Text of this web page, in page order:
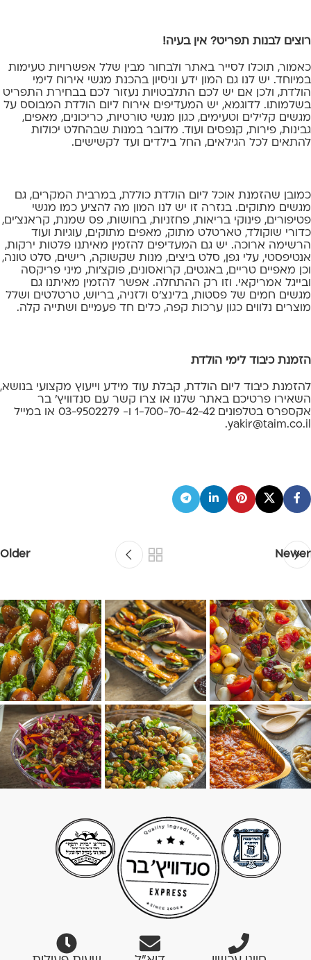
רוצים לבנות תפריט? אין בעיה!
כאמור, תוכלו לסייר באתר ולבחור מבין שלל אפשרויות טעימות
במיוחד. יש לנו גם המון ידע וניסיון בהכנת מגשי אירוח לימי
הולדת, ולכן אם יש לכם התלבטויות נעזור לכם בבחירת התפריט
בשלמותו. לדוגמא, יש המעדיפים אירוח ליום הולדת המבוסס על
מגשים קלילים וטעימים, כגון מגשי טורטיות, כריכונים, מאפים,
גבינות, פירות, קנפסים ועוד. מדובר במנות שבהחלט יכולות
להתאים לכל הגילאים, החל בילדים ועד לקשישים.
כמובן שהזמנת אוכל ליום הולדת כוללת, במרבית המקרים, גם
מגשים מתוקים. בגזרה זו יש לנו המון מה להציע כמו מגשי
פטיפורים, פינוקי בריאות, פחזניות, בחושות, פס שמנת, קראנצ'ים,
כדורי שוקולד, טארטלט מתוק, מאפים מתוקים, עוגיות ועוד
הרשימה ארוכה. יש גם המעדיפים להזמין מאיתנו פלטות ירקות,
אנטיפסטי, עלי גפן, סלט ביצים, מנות שקשוקה, רישים, סלט טונה,
וכן מאפיים טריים, באגטים, קרואסונים, פוקצ'ות, מיני פריקסה
ובייגל אמריקאי. וזו רק ההתחלה. אפשר להזמין מאיתנו גם
מגשים חמים של פסטות, בלינצ'ס ולזניה, בריוש, טרטלטים ושלל
מוצרים נלווים כגון ערכות קפה, כלים חד פעמיים ושתייה קלה.
הזמנת כיבוד לימי הולדת
להזמנת כיבוד ליום הולדת, קבלת עוד מידע וייעוץ מקצועי בנושא,
השאירו פרטיכם באתר שלנו או צרו קשר עם סנדוויץ’ בר
אקספרס בטלפונים 1-700-70-42-42 ו- 03-9502279 או במייל
yakir@taim.co.il
.
Newer
Older